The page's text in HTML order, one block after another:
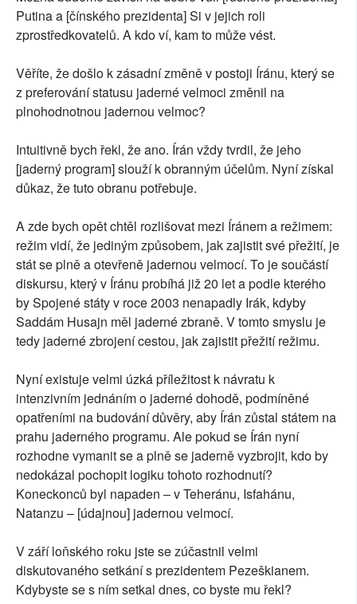
Putina a [čínského prezidenta] Si v jejich roli
zprostředkovatelů. A kdo ví, kam to může vést.
Věříte, že došlo k zásadní změně v postoji Íránu, který se
z preferování statusu jaderné velmoci změnil na
plnohodnotnou jadernou velmoc?
Intuitivně bych řekl, že ano. Írán vždy tvrdil, že jeho
[jaderný program] slouží k obranným účelům. Nyní získal
důkaz, že tuto obranu potřebuje.
A zde bych opět chtěl rozlišovat mezi Íránem a režimem:
režim vidí, že jediným způsobem, jak zajistit své přežití, je
stát se plně a otevřeně jadernou velmocí. To je součástí
diskursu, který v Íránu probíhá již 20 let a podle kterého
by Spojené státy v roce 2003 nenapadly Irák, kdyby
Saddám Husajn měl jaderné zbraně. V tomto smyslu je
tedy jaderné zbrojení cestou, jak zajistit přežití režimu.
Nyní existuje velmi úzká příležitost k návratu k
intenzivním jednáním o jaderné dohodě, podmíněné
opatřeními na budování důvěry, aby Írán zůstal státem na
prahu jaderného programu. Ale pokud se Írán nyní
rozhodne vymanit se a plně se jaderně vyzbrojit, kdo by
nedokázal pochopit logiku tohoto rozhodnutí?
Koneckonců byl napaden – v Teheránu, Isfahánu,
Natanzu – [údajnou] jadernou velmocí.
V září loňského roku jste se zúčastnil velmi
diskutovaného setkání s prezidentem Pezeškianem.
Kdybyste se s ním setkal dnes, co byste mu řekl?